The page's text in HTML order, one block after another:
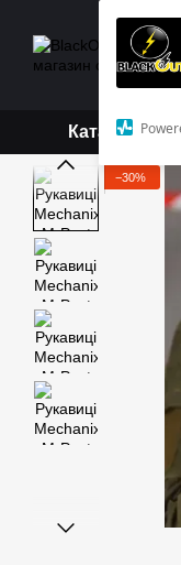
Перейти до основного
Каталог
−30%